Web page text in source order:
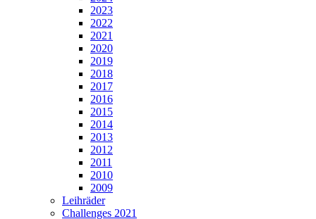
2023
2022
2021
2020
2019
2018
2017
2016
2015
2014
2013
2012
2011
2010
2009
Leihräder
Challenges 2021